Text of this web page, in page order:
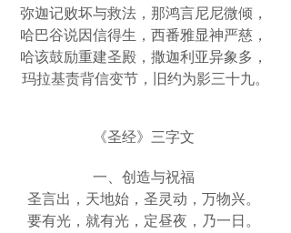
弥迦记败坏与救法，那鸿言尼尼微倾，
哈巴谷说因信得生，西番雅显神严慈，
哈该鼓励重建圣殿，撒迦利亚异象多，
玛拉基责背信变节，旧约为影三十九。
《圣经》三字文
一、创造与祝福
圣言出，天地始，圣灵动，万物兴。
要有光，就有光，定昼夜，乃一日。